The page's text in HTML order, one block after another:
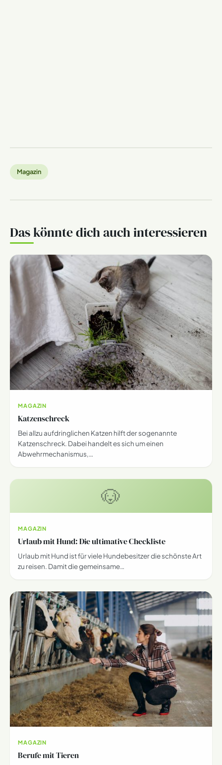
Magazin
Das könnte dich auch interessieren
MAGAZIN
Katzenschreck
Bei allzu aufdringlichen Katzen hilft der sogenannte
Katzenschreck. Dabei handelt es sich um einen
Abwehrmechanismus,…
🐶
MAGAZIN
Urlaub mit Hund: Die ultimative Checkliste
Urlaub mit Hund ist für viele Hundebesitzer die schönste Art
zu reisen. Damit die gemeinsame…
MAGAZIN
Berufe mit Tieren